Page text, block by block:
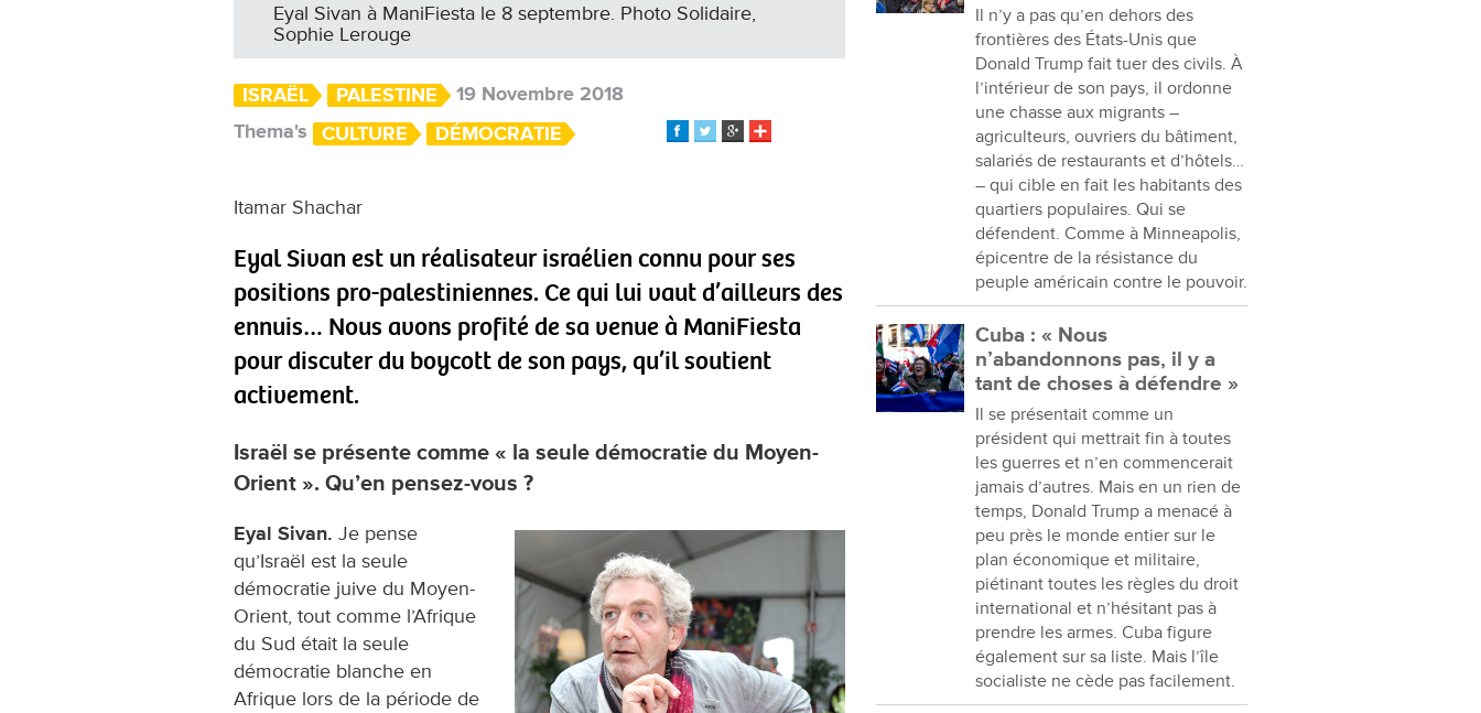
Eyal Sivan à ManiFiesta le 8 septembre. Photo Solidaire,
Sophie Lerouge
ISRAËL PALESTINE
19 Novembre 2018
Thema's
CULTURE DÉMOCRATIE
Itamar Shachar
Eyal Sivan est un réalisateur israélien connu pour ses
positions pro-palestiniennes. Ce qui lui vaut d’ailleurs des
ennuis… Nous avons profité de sa venue à ManiFiesta
pour discuter du boycott de son pays, qu’il soutient
activement.
Israël se présente comme « la seule démocratie du Moyen-
Orient ». Qu’en pensez-vous ?
Eyal Sivan. Je pense
qu’Israël est la seule
démocratie juive du Moyen-
Orient, tout comme l’Afrique
du Sud était la seule
démocratie blanche en
Afrique lors de la période de
Il n’y a pas qu’en dehors des
frontières des États-Unis que
Donald Trump fait tuer des civils. À
l’intérieur de son pays, il ordonne
une chasse aux migrants –
agriculteurs, ouvriers du bâtiment,
salariés de restaurants et d’hôtels…
– qui cible en fait les habitants des
quartiers populaires. Qui se
défendent. Comme à Minneapolis,
épicentre de la résistance du
peuple américain contre le pouvoir.
Cuba : « Nous
n’abandonnons pas, il y a
tant de choses à défendre »
Il se présentait comme un
président qui mettrait fin à toutes
les guerres et n’en commencerait
jamais d’autres. Mais en un rien de
temps, Donald Trump a menacé à
peu près le monde entier sur le
plan économique et militaire,
piétinant toutes les règles du droit
international et n’hésitant pas à
prendre les armes. Cuba figure
également sur sa liste. Mais l’île
socialiste ne cède pas facilement.